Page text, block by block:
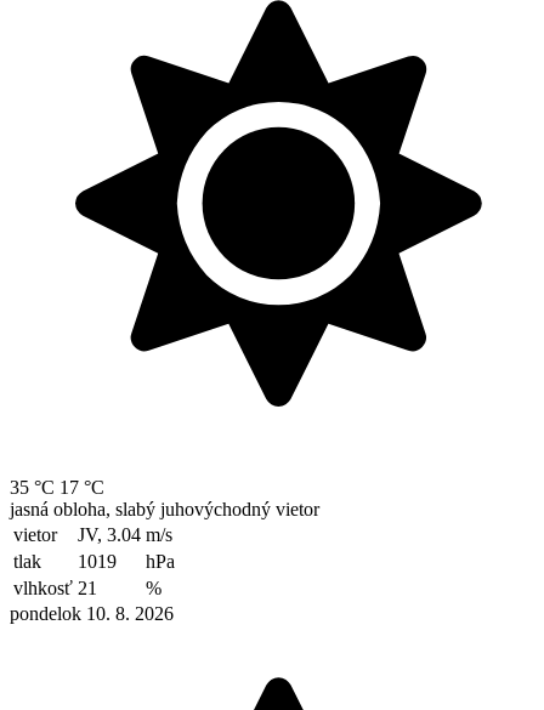
35 °C 17 °C
jasná obloha, slabý juhovýchodný vietor
vietor
JV, 3.04 m/s
tlak
1019
hPa
vlhkosť 21
%
pondelok 10. 8. 2026